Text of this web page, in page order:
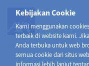
Kebijakan Cookie
Kami menggunakan
terbaik di website kami.
Anda terbuka untuk web
semua cookie dari situs
informasi lebih lanjut